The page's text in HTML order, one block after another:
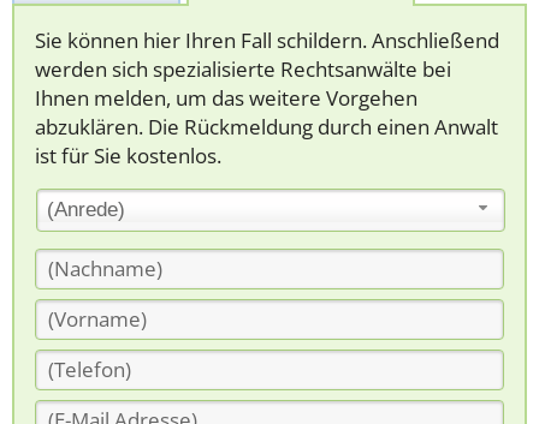
Sie können hier Ihren Fall schildern. Anschließend
werden sich spezialisierte Rechtsanwälte bei
Ihnen melden, um das weitere Vorgehen
abzuklären. Die Rückmeldung durch einen Anwalt
ist für Sie kostenlos.
(Anrede)